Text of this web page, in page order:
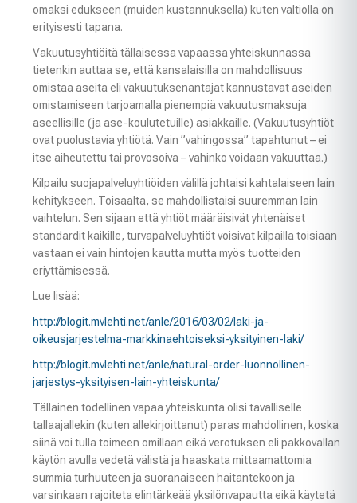
omaksi edukseen (muiden kustannuksella) kuten valtiolla on
erityisesti tapana.
Vakuutusyhtiöitä tällaisessa vapaassa yhteiskunnassa
tietenkin auttaa se, että kansalaisilla on mahdollisuus
omistaa aseita eli vakuutuksenantajat kannustavat aseiden
omistamiseen tarjoamalla pienempiä vakuutusmaksuja
aseellisille (ja ase-koulutetuille) asiakkaille. (Vakuutusyhtiöt
ovat puolustavia yhtiötä. Vain ”vahingossa” tapahtunut – ei
itse aiheutettu tai provosoiva – vahinko voidaan vakuuttaa.)
Kilpailu suojapalveluyhtiöiden välillä johtaisi kahtalaiseen lain
kehitykseen. Toisaalta, se mahdollistaisi suuremman lain
vaihtelun. Sen sijaan että yhtiöt määräisivät yhtenäiset
standardit kaikille, turvapalveluyhtiöt voisivat kilpailla toisiaan
vastaan ​​ei vain hintojen kautta mutta myös tuotteiden
eriyttämisessä.
Lue lisää:
http://blogit.mvlehti.net/anle/2016/03/02/laki-ja-
oikeusjarjestelma-markkinaehtoiseksi-yksityinen-laki/
http://blogit.mvlehti.net/anle/natural-order-luonnollinen-
jarjestys-yksityisen-lain-yhteiskunta/
Tällainen todellinen vapaa yhteiskunta olisi tavalliselle
tallaajallekin (kuten allekirjoittanut) paras mahdollinen, koska
siinä voi tulla toimeen omillaan eikä verotuksen eli pakkovallan
käytön avulla vedetä välistä ja haaskata mittaamattomia
summia turhuuteen ja suoranaiseen haitantekoon ja
varsinkaan rajoiteta elintärkeää yksilönvapautta eikä käytetä